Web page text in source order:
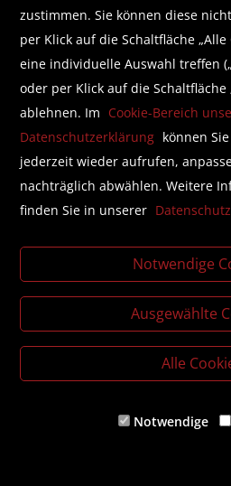
In den Warenkorb
auf die Merkliste
versand- oder abholbereit in 48
zustimmen. Sie können diese
per Klick auf die Schaltfläche „Alle
eine individuelle Auswahl treffen
oder per Klick auf die Schaltfläche
ablehnen. Im Cookie-Bereich
Datenschutzerklärung können
jederzeit wieder aufrufen,
nachträglich abwählen. Weitere
finden Sie in unserer
Notwendige
Ausgewählte
Alle
Notwendige